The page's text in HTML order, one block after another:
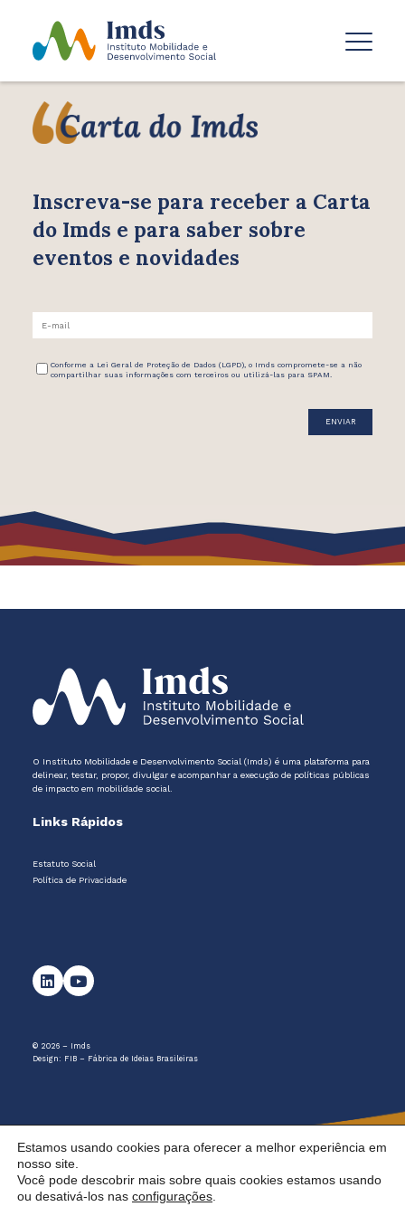
Inscreva-se para receber a Carta
do Imds e para saber sobre
eventos e novidades
Conforme a Lei Geral de Proteção de Dados (LGPD), o Imds compromete-se a não
compartilhar suas informações com terceiros ou utilizá-las para SPAM.
O Instituto Mobilidade e Desenvolvimento Social (Imds) é uma plataforma para
delinear, testar, propor, divulgar e acompanhar a execução de políticas públicas
de impacto em mobilidade social.
Links Rápidos
Estatuto Social
Política de Privacidade
© 2026 – Imds
Design: FIB – Fábrica de Ideias Brasileiras
Estamos usando cookies para oferecer a melhor experiência em
nosso site.
Você pode descobrir mais sobre quais cookies estamos usando
ou desativá-los nas configurações